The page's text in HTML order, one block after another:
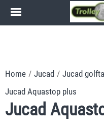
Home / Jucad / Jucad
Jucad Aquastop plus
Jucad